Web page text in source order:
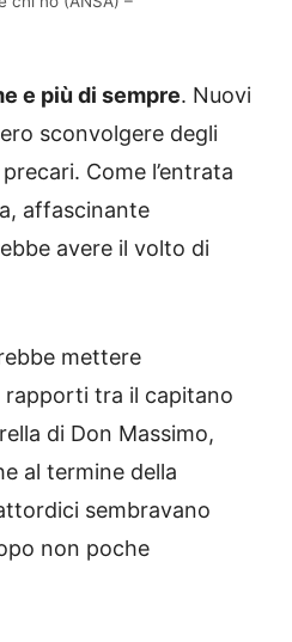
e più di sempre. Nuovi
sconvolgere degli
Come l’entrata
affascinante
avere il volto di
mettere
rapporti tra il capitano
di Don Massimo,
al termine della
sembravano
non poche